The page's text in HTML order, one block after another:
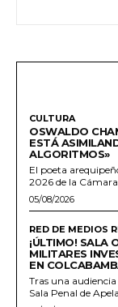
CULTURA
OSWALDO
ESTÁ
ALGORITMOS»
El poeta
2026 de la
05/08/2026
RED DE MEDIOS
¡ÚLTIMO! SALA
MILITARES
EN
Tras una
Sala Penal de